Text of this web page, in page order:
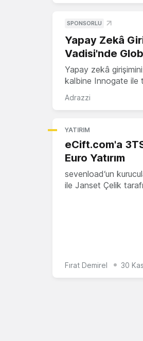
SPONSORLU
Yapay Zekâ
Vadisi'nde
Yapay zekâ
kalbine Innogate ile
Adrazzi
YATIRIM
eCift.com'a
Euro Yatırım
sevenload‘un
ile Janset Çelik
Fırat Demirel 30